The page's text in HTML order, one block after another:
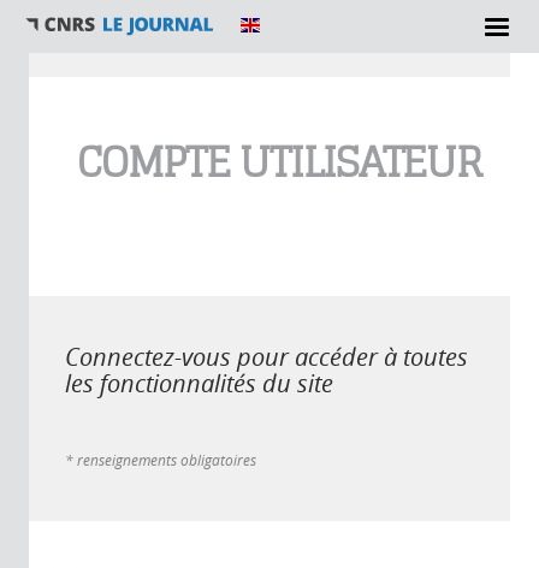
COMPTE UTILISATEUR
Connectez-vous pour accéder à toutes
les fonctionnalités du site
* renseignements obligatoires